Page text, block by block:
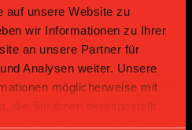
auf unsere Website zu
wir Informationen zu Ihrer
an unsere Partner für
Analysen weiter. Unsere
möglicherweise mit
die Sie ihnen bereitgestellt
Gold Partner